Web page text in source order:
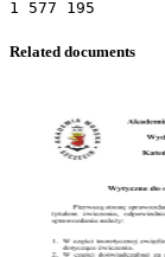
Related documents